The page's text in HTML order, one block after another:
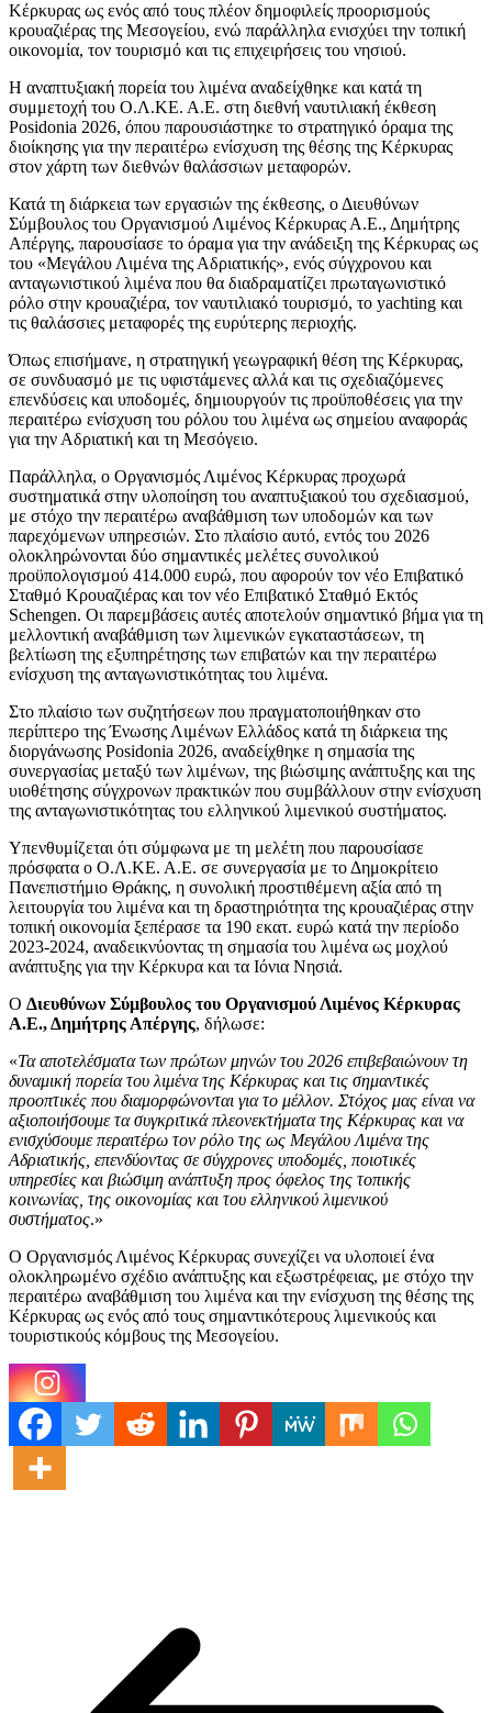
Κέρκυρας ως ενός από τους πλέον δημοφιλείς προορισμούς
κρουαζιέρας της Μεσογείου, ενώ παράλληλα ενισχύει την τοπική
οικονομία, τον τουρισμό και τις επιχειρήσεις του νησιού.
Η αναπτυξιακή πορεία του λιμένα αναδείχθηκε και κατά τη
συμμετοχή του Ο.Λ.ΚΕ. Α.Ε. στη διεθνή ναυτιλιακή έκθεση
Posidonia 2026, όπου παρουσιάστηκε το στρατηγικό όραμα της
διοίκησης για την περαιτέρω ενίσχυση της θέσης της Κέρκυρας
στον χάρτη των διεθνών θαλάσσιων μεταφορών.
Κατά τη διάρκεια των εργασιών της έκθεσης, ο Διευθύνων
Σύμβουλος του Οργανισμού Λιμένος Κέρκυρας Α.Ε., Δημήτρης
Απέργης, παρουσίασε το όραμα για την ανάδειξη της Κέρκυρας ως
του «Μεγάλου Λιμένα της Αδριατικής», ενός σύγχρονου και
ανταγωνιστικού λιμένα που θα διαδραματίζει πρωταγωνιστικό
ρόλο στην κρουαζιέρα, τον ναυτιλιακό τουρισμό, το yachting και
τις θαλάσσιες μεταφορές της ευρύτερης περιοχής.
Όπως επισήμανε, η στρατηγική γεωγραφική θέση της Κέρκυρας,
σε συνδυασμό με τις υφιστάμενες αλλά και τις σχεδιαζόμενες
επενδύσεις και υποδομές, δημιουργούν τις προϋποθέσεις για την
περαιτέρω ενίσχυση του ρόλου του λιμένα ως σημείου αναφοράς
για την Αδριατική και τη Μεσόγειο.
Παράλληλα, ο Οργανισμός Λιμένος Κέρκυρας προχωρά
συστηματικά στην υλοποίηση του αναπτυξιακού του σχεδιασμού,
με στόχο την περαιτέρω αναβάθμιση των υποδομών και των
παρεχόμενων υπηρεσιών. Στο πλαίσιο αυτό, εντός του 2026
ολοκληρώνονται δύο σημαντικές μελέτες συνολικού
προϋπολογισμού 414.000 ευρώ, που αφορούν τον νέο Επιβατικό
Σταθμό Κρουαζιέρας και τον νέο Επιβατικό Σταθμό Εκτός
Schengen. Οι παρεμβάσεις αυτές αποτελούν σημαντικό βήμα για τη
μελλοντική αναβάθμιση των λιμενικών εγκαταστάσεων, τη
βελτίωση της εξυπηρέτησης των επιβατών και την περαιτέρω
ενίσχυση της ανταγωνιστικότητας του λιμένα.
Στο πλαίσιο των συζητήσεων που πραγματοποιήθηκαν στο
περίπτερο της Ένωσης Λιμένων Ελλάδος κατά τη διάρκεια της
διοργάνωσης Posidonia 2026, αναδείχθηκε η σημασία της
συνεργασίας μεταξύ των λιμένων, της βιώσιμης ανάπτυξης και της
υιοθέτησης σύγχρονων πρακτικών που συμβάλλουν στην ενίσχυση
της ανταγωνιστικότητας του ελληνικού λιμενικού συστήματος.
Υπενθυμίζεται ότι σύμφωνα με τη μελέτη που παρουσίασε
πρόσφατα ο Ο.Λ.ΚΕ. Α.Ε. σε συνεργασία με το Δημοκρίτειο
Πανεπιστήμιο Θράκης, η συνολική προστιθέμενη αξία από τη
λειτουργία του λιμένα και τη δραστηριότητα της κρουαζιέρας στην
τοπική οικονομία ξεπέρασε τα 190 εκατ. ευρώ κατά την περίοδο
2023-2024, αναδεικνύοντας τη σημασία του λιμένα ως μοχλού
ανάπτυξης για την Κέρκυρα και τα Ιόνια Νησιά.
Ο Διευθύνων Σύμβουλος του Οργανισμού Λιμένος Κέρκυρας
Α.Ε., Δημήτρης Απέργης, δήλωσε:
«Τα αποτελέσματα των πρώτων μηνών του 2026 επιβεβαιώνουν τη
δυναμική πορεία του λιμένα της Κέρκυρας και τις σημαντικές
προοπτικές που διαμορφώνονται για το μέλλον. Στόχος μας είναι να
αξιοποιήσουμε τα συγκριτικά πλεονεκτήματα της Κέρκυρας και να
ενισχύσουμε περαιτέρω τον ρόλο της ως Μεγάλου Λιμένα της
Αδριατικής, επενδύοντας σε σύγχρονες υποδομές, ποιοτικές
υπηρεσίες και βιώσιμη ανάπτυξη προς όφελος της τοπικής
κοινωνίας, της οικονομίας και του ελληνικού λιμενικού
συστήματος.»
Ο Οργανισμός Λιμένος Κέρκυρας συνεχίζει να υλοποιεί ένα
ολοκληρωμένο σχέδιο ανάπτυξης και εξωστρέφειας, με στόχο την
περαιτέρω αναβάθμιση του λιμένα και την ενίσχυση της θέσης της
Κέρκυρας ως ενός από τους σημαντικότερους λιμενικούς και
τουριστικούς κόμβους της Μεσογείου.